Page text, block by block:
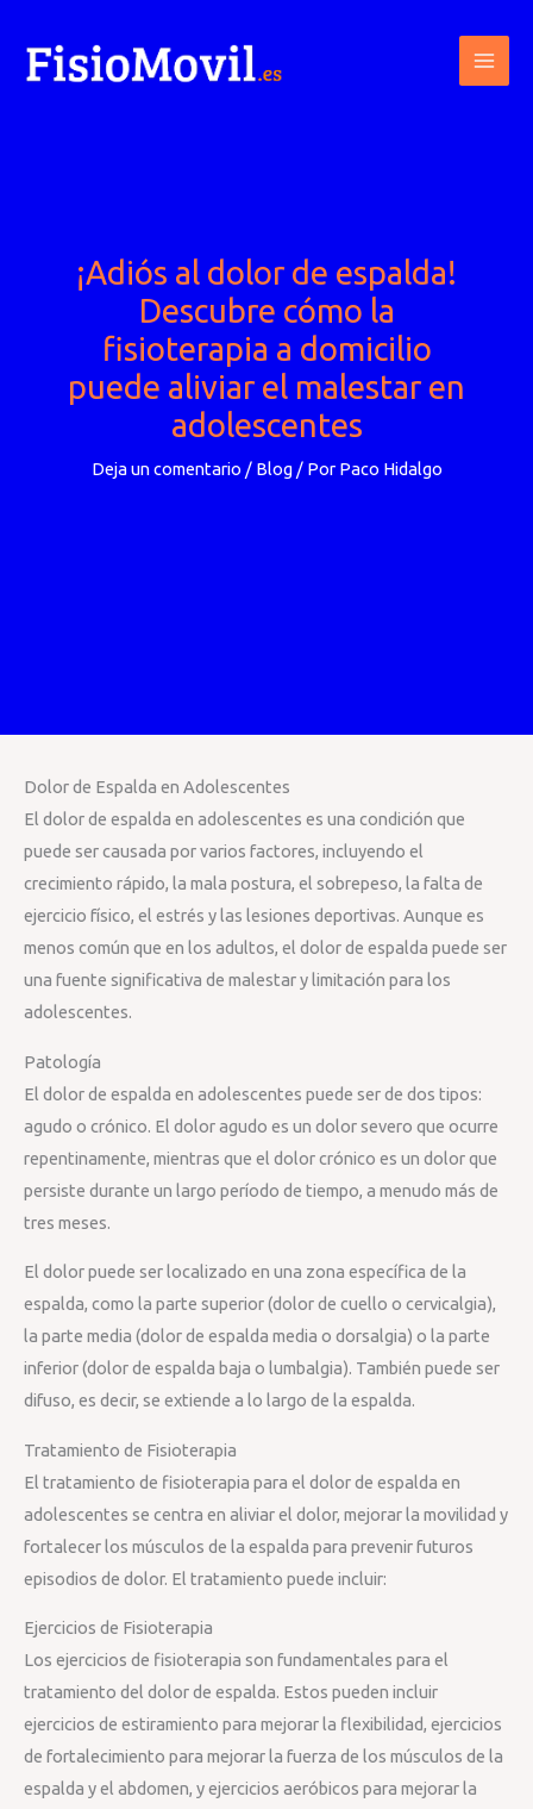
contenido
¡Adiós al dolor de espalda!
Descubre cómo la
fisioterapia a domicilio
puede aliviar el malestar en
adolescentes
Deja un comentario / Blog/ Por Paco Hidalgo
Dolor de Espalda en Adolescentes
El dolor de espalda en adolescentes es una condición que
puede ser causada por varios factores, incluyendo el
crecimiento rápido, la mala postura, el sobrepeso, la falta de
ejercicio físico, el estrés y las lesiones deportivas. Aunque es
menos común que en los adultos, el dolor de espalda puede ser
una fuente significativa de malestar y limitación para los
adolescentes.
Patología
El dolor de espalda en adolescentes puede ser de dos tipos:
agudo o crónico. El dolor agudo es un dolor severo que ocurre
repentinamente, mientras que el dolor crónico es un dolor que
persiste durante un largo período de tiempo, a menudo más de
tres meses.
El dolor puede ser localizado en una zona específica de la
espalda, como la parte superior (dolor de cuello o cervicalgia),
la parte media (dolor de espalda media o dorsalgia) o la parte
inferior (dolor de espalda baja o lumbalgia). También puede ser
difuso, es decir, se extiende a lo largo de la espalda.
Tratamiento de Fisioterapia
El tratamiento de fisioterapia para el dolor de espalda en
adolescentes se centra en aliviar el dolor, mejorar la movilidad y
fortalecer los músculos de la espalda para prevenir futuros
episodios de dolor. El tratamiento puede incluir:
Ejercicios de Fisioterapia
Los ejercicios de fisioterapia son fundamentales para el
tratamiento del dolor de espalda. Estos pueden incluir
ejercicios de estiramiento para mejorar la flexibilidad, ejercicios
de fortalecimiento para mejorar la fuerza de los músculos de la
espalda y el abdomen, y ejercicios aeróbicos para mejorar la